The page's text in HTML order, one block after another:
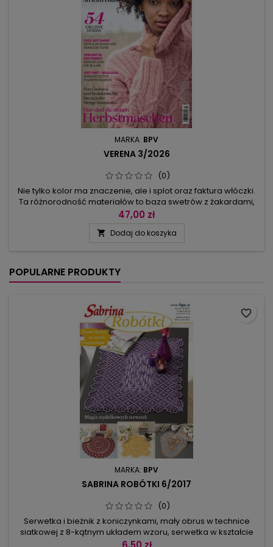
MARKA: BPV
VERENA 3/2026
(0)
Nie tylko kolor ma znaczenie, ale i splot oraz faktura włóczki.
Ta różnorodność materiałów to baza swetrów z żakardami,
kardiganów długich i krótkich, luźnych golfów z warkoczami.
beżu i fiolecie), zygzaki i kratka (dla odmiany w zieleni i
47,00 zł
 Dodaj do koszyka
POPULARNE PRODUKTY
MARKA: BPV
SABRINA ROBÓTKI 6/2017
(0)
Serwetka i bieżnik z koniczynkami, mały obrus w technice
siatkowej z 8-kątnym układem wzoru, serwetka w kształcie
serduszka lub z patchworkowym środkiem - wybierajcie.
favorite_border